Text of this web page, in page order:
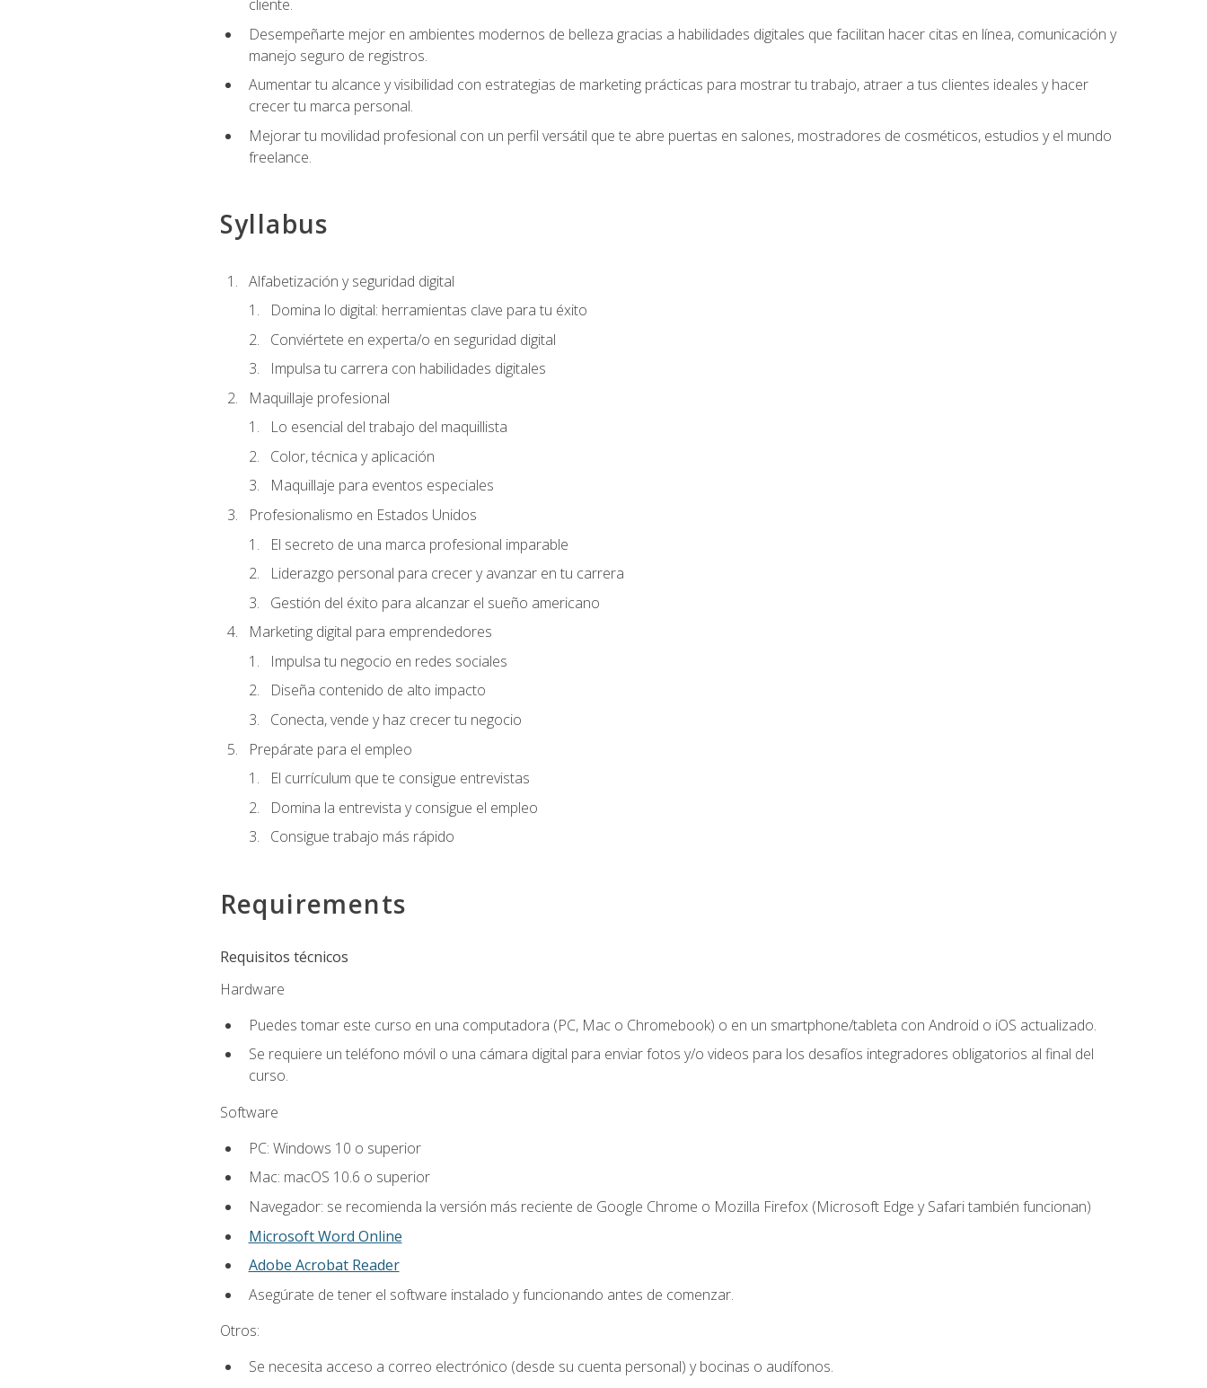
cliente.
Desempeñarte mejor en ambientes modernos de belleza gracias a habilidades digitales que facilitan hacer citas en línea, comunicación y
manejo seguro de registros.
Aumentar tu alcance y visibilidad con estrategias de marketing prácticas para mostrar tu trabajo, atraer a tus clientes ideales y hacer
crecer tu marca personal.
Mejorar tu movilidad profesional con un perfil versátil que te abre puertas en salones, mostradores de cosméticos, estudios y el mundo
freelance.
Syllabus
Alfabetización y seguridad digital
Domina lo digital: herramientas clave para tu éxito
Conviértete en experta/o en seguridad digital
Impulsa tu carrera con habilidades digitales
Maquillaje profesional
Lo esencial del trabajo del maquillista
Color, técnica y aplicación
Maquillaje para eventos especiales
Profesionalismo en Estados Unidos
El secreto de una marca profesional imparable
Liderazgo personal para crecer y avanzar en tu carrera
Gestión del éxito para alcanzar el sueño americano
Marketing digital para emprendedores
Impulsa tu negocio en redes sociales
Diseña contenido de alto impacto
Conecta, vende y haz crecer tu negocio
Prepárate para el empleo
El currículum que te consigue entrevistas
Domina la entrevista y consigue el empleo
Consigue trabajo más rápido
Requirements
Requisitos técnicos
Hardware
Puedes tomar este curso en una computadora (PC, Mac o Chromebook) o en un smartphone/tableta con Android o iOS actualizado.
Se requiere un teléfono móvil o una cámara digital para enviar fotos y/o videos para los desafíos integradores obligatorios al final del
curso.
Software
PC: Windows 10 o superior
Mac: macOS 10.6 o superior
Navegador: se recomienda la versión más reciente de Google Chrome o Mozilla Firefox (Microsoft Edge y Safari también funcionan)
Microsoft Word Online
Adobe Acrobat Reader
Asegúrate de tener el software instalado y funcionando antes de comenzar.
Otros:
Se necesita acceso a correo electrónico (desde su cuenta personal) y bocinas o audífonos.